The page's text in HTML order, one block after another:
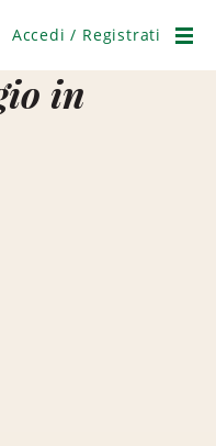
Accedi / Registrati
in